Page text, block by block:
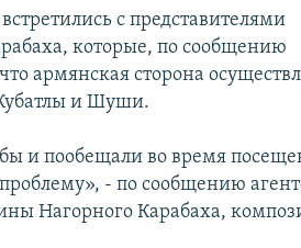
с представителями
которые, по сообщению
армянская сторона
Кубатлы и Шуши.
и пообещали во время
- по сообщению
Нагорного Карабаха,